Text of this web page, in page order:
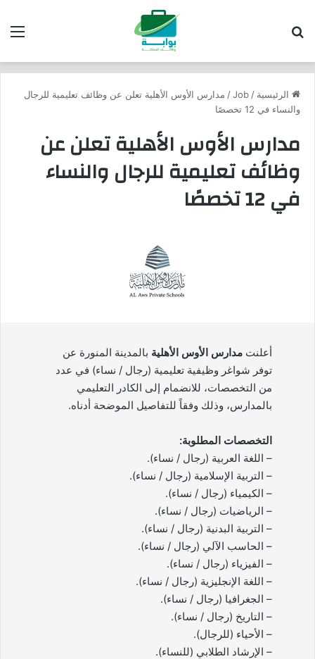
الرئيسية /
Job
/ مدارس الأوس الأهلية تعلن عن وظائف تعليمية للرجال
والنساء في 12 تخصصًا
مدارس الأوس الأهلية تعلن عن
وظائف تعليمية للرجال والنساء
في 12 تخصصًا
أعلنت مدارس الأوس الأهلية بالمدينة المنورة عن
توفر شواغر وظيفية تعليمية (رجال / نساء) في عدد
من التخصصات، للانضمام إلى الكادر التعليمي
بالمدارس، وذلك وفقاً للتفاصيل الموضحة أدناه.
التخصصات المطلوبة:
– اللغة العربية (رجال / نساء).
– التربية الإسلامية (رجال / نساء).
– الكيمياء (رجال / نساء).
– الرياضيات (رجال / نساء).
– التربية البدنية (رجال / نساء).
– الحاسب الآلي (رجال / نساء).
– الفيزياء (رجال / نساء).
– اللغة الإنجليزية (رجال / نساء).
– الجغرافيا (رجال / نساء).
– التاريخ (رجال / نساء).
– الأحياء (للرجال).
– الإرشاد الطلابي (للنساء).